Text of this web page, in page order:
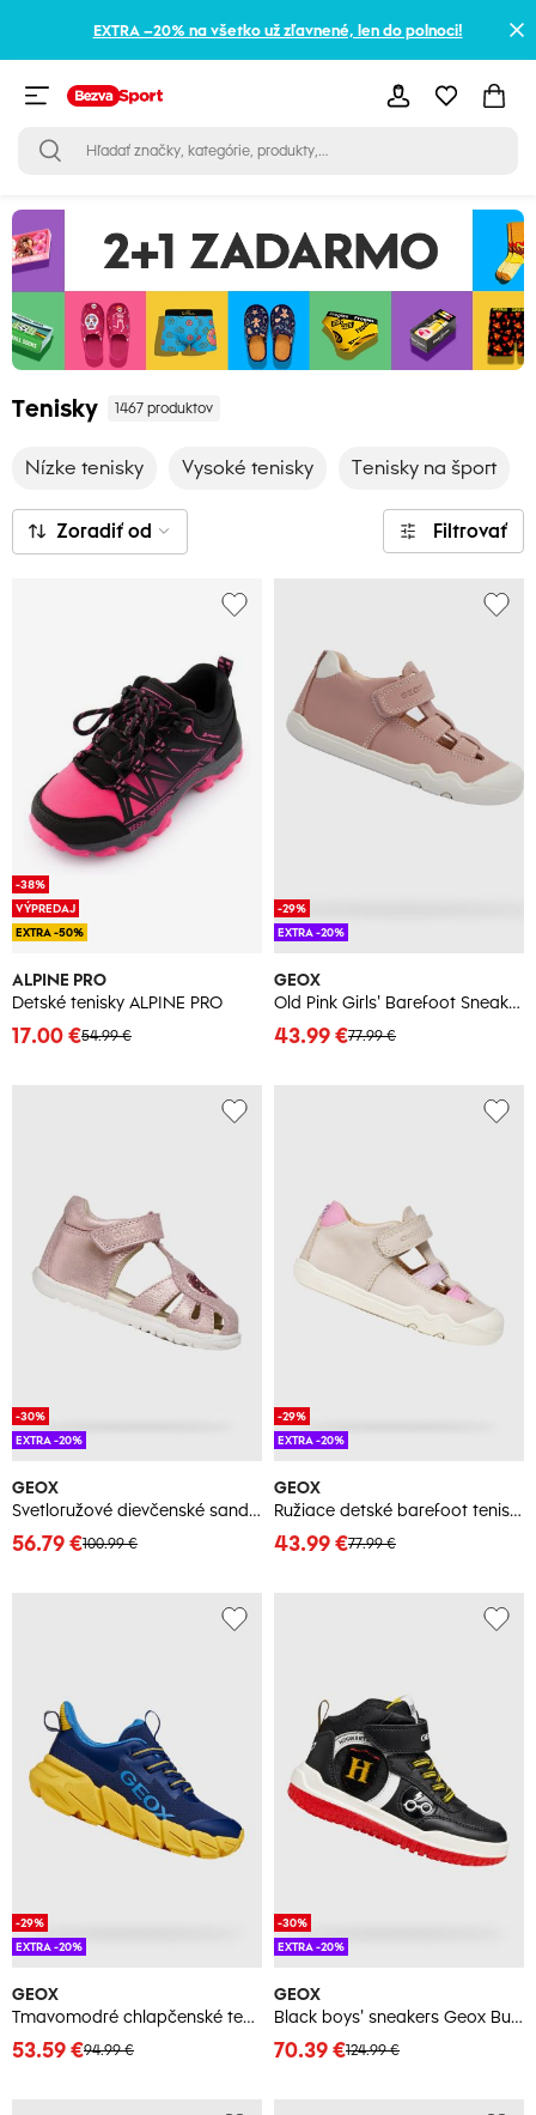
EXTRA –20% na všetko už zľavnené, len do polnoci!
Tenisky 1467 produktov
Nízke tenisky Vysoké tenisky Tenisky na šport
Zoradiť od Filtrovať
ALPINE PRO
Detské tenisky ALPINE PRO
54.99 €
17.00 €
-38%
VÝPREDAJ
EXTRA -50%
GEOX
Old Pink Girls' Barefoot Sneakers with Open Instep Geox Steppieu - Girls
77.99 €
43.99 €
-29%
EXTRA -20%
GEOX
Svetloružové dievčenské sandálky Geox Macchia
100.99 €
56.79 €
-30%
EXTRA -20%
GEOX
Ružiace detské barefoot tenisky Geox Steppieup
77.99 €
43.99 €
-29%
EXTRA -20%
GEOX
Tmavomodré chlapčenské tenisky Geox Flexyper Fast
94.99 €
53.59 €
-29%
EXTRA -20%
GEOX
Black boys' sneakers Geox Buzzerlight Harry Potter - Boys
124.99 €
70.39 €
-30%
EXTRA -20%